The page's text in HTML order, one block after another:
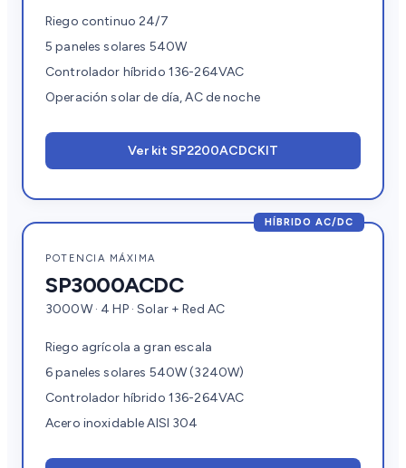
Riego continuo 24/7
5 paneles solares 540W
Controlador híbrido 136-264VAC
Operación solar de día, AC de noche
Ver kit SP2200ACDCKIT
HÍBRIDO AC/DC
POTENCIA MÁXIMA
SP3000ACDC
3000W · 4 HP · Solar + Red AC
Riego agrícola a gran escala
6 paneles solares 540W (3240W)
Controlador híbrido 136-264VAC
Acero inoxidable AISI 304